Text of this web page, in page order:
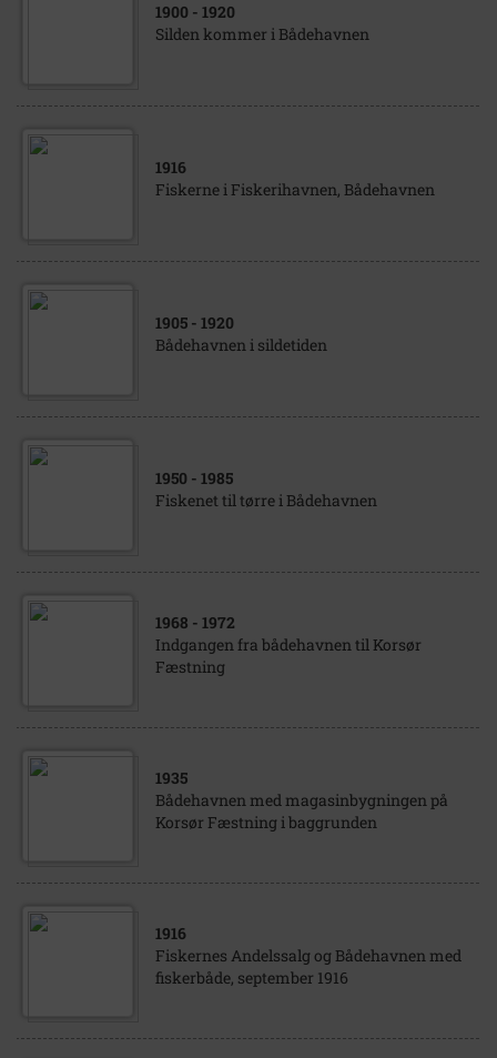
1900 - 1920
Silden kommer i Bådehavnen
1916
Fiskerne i Fiskerihavnen, Bådehavnen
1905 - 1920
Bådehavnen i sildetiden
1950 - 1985
Fiskenet til tørre i Bådehavnen
1968 - 1972
Indgangen fra bådehavnen til Korsør
Fæstning
1935
Bådehavnen med magasinbygningen på
Korsør Fæstning i baggrunden
1916
Fiskernes Andelssalg og Bådehavnen med
fiskerbåde, september 1916